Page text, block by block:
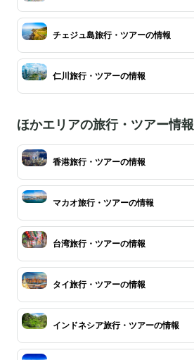
チェジュ島旅行・ツアーの情報
仁川旅行・ツアーの情報
ほかエリアの旅行・ツアー情報
香港旅行・ツアーの情報
マカオ旅行・ツアーの情報
台湾旅行・ツアーの情報
タイ旅行・ツアーの情報
インドネシア旅行・ツアーの情報